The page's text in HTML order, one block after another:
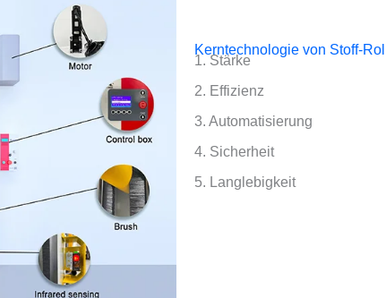
Kerntechnologie von Stoff-
1. Stärke
2. Effizienz
3. Automatisierung
4. Sicherheit
5. Langlebigkeit